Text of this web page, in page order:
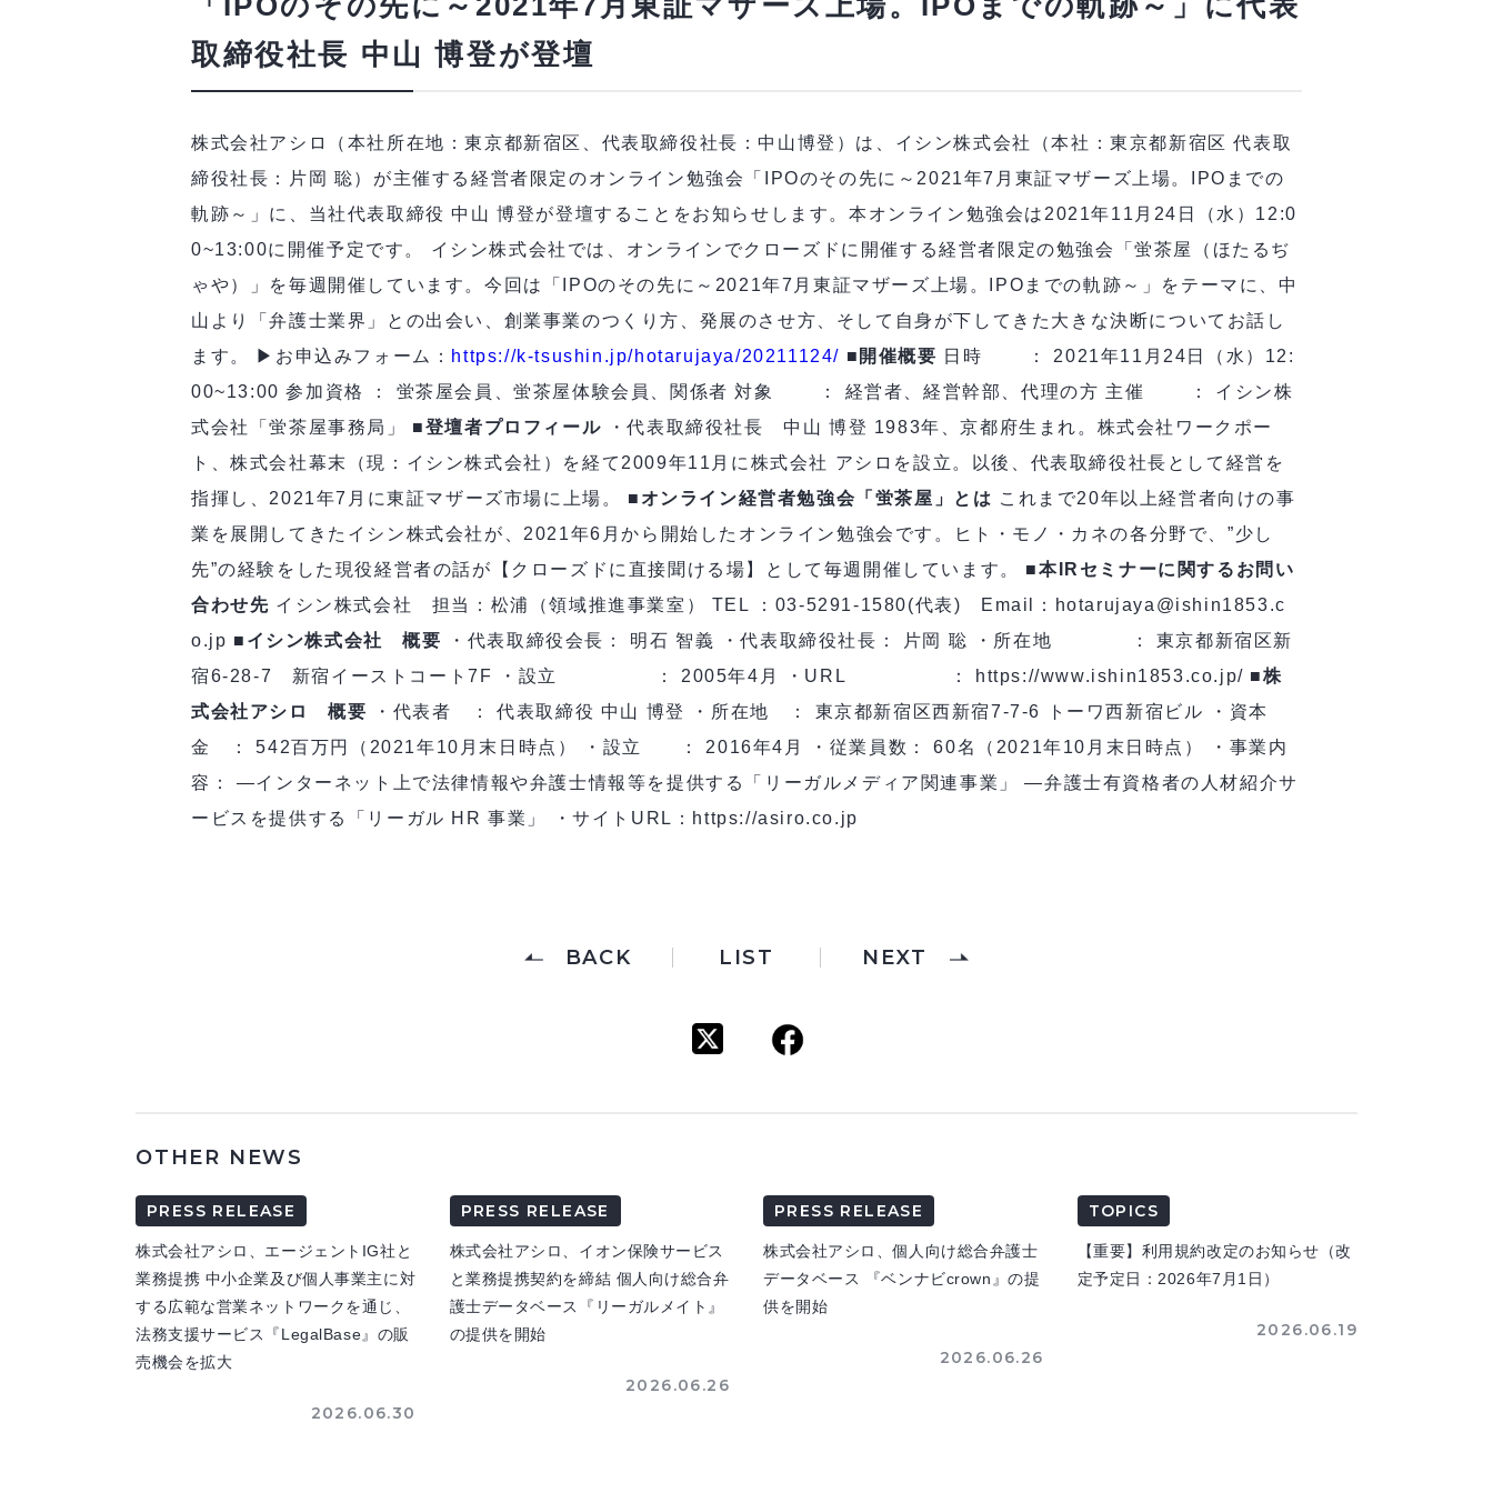
取締役社長 中山 博登が登壇
株式会社アシロ（本社所在地：東京都新宿区、代表取締役社長：中山博登）は、イシン株式会社（本社：東京都新宿区 代表取
締役社長：片岡 聡）が主催する経営者限定のオンライン勉強会「IPOのその先に～2021年7月東証マザーズ上場。IPOまでの
軌跡～」に、当社代表取締役 中山 博登が登壇することをお知らせします。本オンライン勉強会は2021年11月24日（水）12:0
0~13:00に開催予定です。 イシン株式会社では、オンラインでクローズドに開催する経営者限定の勉強会「蛍茶屋（ほたるぢ
ゃや）」を毎週開催しています。今回は「IPOのその先に～2021年7月東証マザーズ上場。IPOまでの軌跡～」をテーマに、中
山より「弁護士業界」との出会い、創業事業のつくり方、発展のさせ方、そして自身が下してきた大きな決断についてお話し
ます。 ▶お申込みフォーム： https://k-tsushin.jp/hotarujaya/20211124/ ■開催概要 日時 ： 2021年11月24日（水）12:
00~13:00 参加資格 ： 蛍茶屋会員、蛍茶屋体験会員、関係者 対象 ： 経営者、経営幹部、代理の方 主催 ： イシン株
式会社「蛍茶屋事務局」 ■登壇者プロフィール ・代表取締役社長 中山 博登 1983年、京都府生まれ。株式会社ワークポー
ト、株式会社幕末（現：イシン株式会社）を経て2009年11月に株式会社 アシロを設立。以後、代表取締役社長として経営を
指揮し、2021年7月に東証マザーズ市場に上場。 ■オンライン経営者勉強会「蛍茶屋」とは これまで20年以上経営者向けの事
業を展開してきたイシン株式会社が、2021年6月から開始したオンライン勉強会です。ヒト・モノ・カネの各分野で、”少し
先”の経験をした現役経営者の話が【クローズドに直接聞ける場】として毎週開催しています。 ■本IRセミナーに関するお問い
合わせ先 イシン株式会社 担当：松浦（領域推進事業室） TEL ：03-5291-1580(代表) Email：hotarujaya@ishin1853.c
o.jp ■イシン株式会社 概要 ・代表取締役会長： 明石 智義 ・代表取締役社長： 片岡 聡 ・所在地 ： 東京都新宿区新
宿6-28-7 新宿イーストコート7F ・設立 ： 2005年4月 ・URL ： https://www.ishin1853.co.jp/ ■株
式会社アシロ 概要 ・代表者 ： 代表取締役 中山 博登 ・所在地 ： 東京都新宿区西新宿7-7-6 トーワ西新宿ビル ・資本
金 ： 542百万円（2021年10月末日時点） ・設立 ： 2016年4月 ・従業員数： 60名（2021年10月末日時点） ・事業内
容： ―インターネット上で法律情報や弁護士情報等を提供する「リーガルメディア関連事業」 ―弁護士有資格者の人材紹介サ
ービスを提供する「リーガル HR 事業」 ・サイトURL：https://asiro.co.jp
BACK LIST NEXT
OTHER NEWS
PRESS RELEASE
株式会社アシロ、エージェントIG社と
業務提携 中小企業及び個人事業主に対
する広範な営業ネットワークを通じ、
法務支援サービス『LegalBase』の販
売機会を拡大
2026.06.30
PRESS RELEASE
株式会社アシロ、イオン保険サービス
と業務提携契約を締結 個人向け総合弁
護士データベース『リーガルメイト』
の提供を開始
2026.06.26
PRESS RELEASE
株式会社アシロ、個人向け総合弁護士
データベース 『ベンナビcrown』の提
供を開始
2026.06.26
TOPICS
【重要】利用規約改定のお知らせ（改
定予定日：2026年7月1日）
2026.06.19